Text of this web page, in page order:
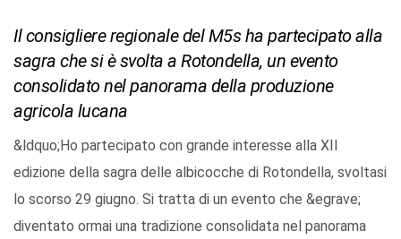
Il consigliere regionale del M5s ha partecipato alla
sagra che si è svolta a Rotondella, un evento
consolidato nel panorama della produzione
agricola lucana
&ldquo;Ho partecipato con grande interesse alla XII
edizione della sagra delle albicocche di Rotondella, svoltasi
lo scorso 29 giugno. Si tratta di un evento che &egrave;
diventato ormai una tradizione consolidata nel panorama